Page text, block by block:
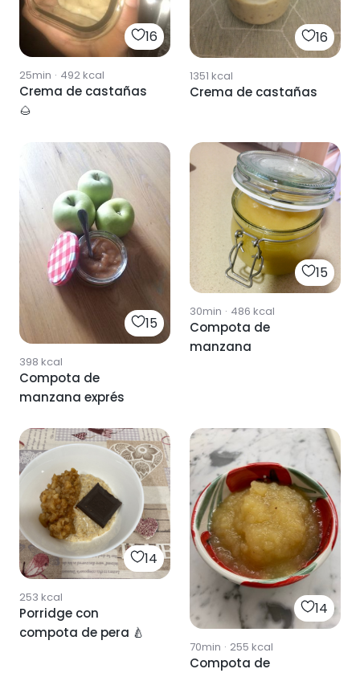
16
25min · 492kcal
Crema de castañas
🌰
16
1351 kcal
Crema de castañas
15
398 kcal
Compota de
manzana exprés
15
30min · 486 kcal
Compota de
manzana
14
253 kcal
Porridge con
compota de pera 🍐
14
70min · 255 kcal
Compota de